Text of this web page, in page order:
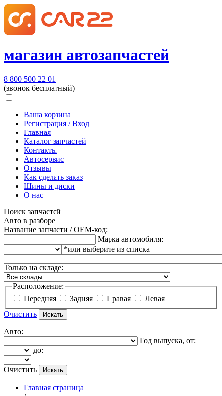
магазин автозапчастей
8 800 500 22 01
(звонок бесплатный)
Ваша корзина
Регистрация / Вход
Главная
Каталог запчастей
Контакты
Автосервис
Отзывы
Как сделать заказ
Шины и диски
О нас
Поиск запчастей
Авто в разборе
Название запчасти / OEM-код:
Марка автомобиля:
*или выберите из списка
Только на складе:
Расположение:
Передняя
Задняя Правая
Левая
Очистить
Авто:
Год выпуска, от:
до:
Очистить
Главная страница